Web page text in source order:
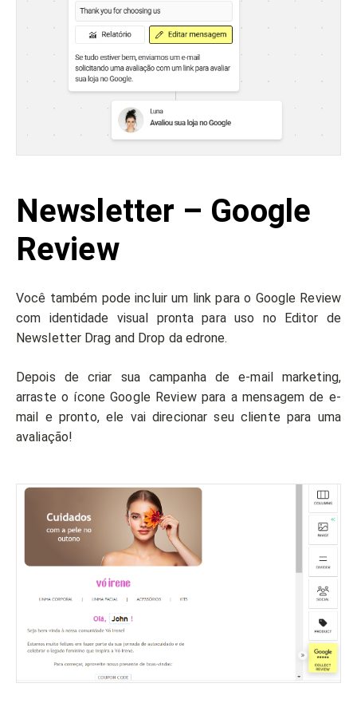
Newsletter – Google
Review
Você também pode incluir um link para o Google Review
com identidade visual pronta para uso no Editor de
Newsletter Drag and Drop da edrone.
Depois de criar sua campanha de e-mail marketing,
arraste o ícone Google Review para a mensagem de e-
mail e pronto, ele vai direcionar seu cliente para uma
avaliação!